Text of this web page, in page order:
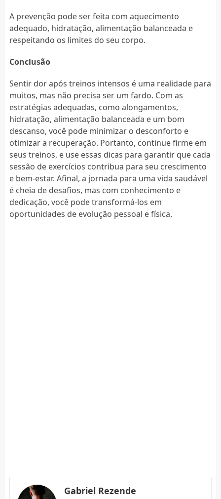
A prevenção pode ser feita com aquecimento
adequado, hidratação, alimentação balanceada e
respeitando os limites do seu corpo.
Conclusão
Sentir dor após treinos intensos é uma realidade para
muitos, mas não precisa ser um fardo. Com as
estratégias adequadas, como alongamentos,
hidratação, alimentação balanceada e um bom
descanso, você pode minimizar o desconforto e
otimizar a recuperação. Portanto, continue firme em
seus treinos, e use essas dicas para garantir que cada
sessão de exercícios contribua para seu crescimento
e bem-estar. Afinal, a jornada para uma vida saudável
é cheia de desafios, mas com conhecimento e
dedicação, você pode transformá-los em
oportunidades de evolução pessoal e física.
Gabriel Rezende